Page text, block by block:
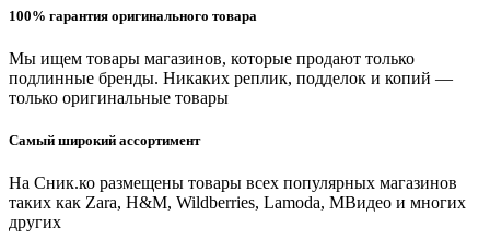
100% гарантия оригинального товара
Мы ищем товары магазинов, которые продают только
подлинные бренды. Никаких реплик, подделок и копий —
только оригинальные товары
Самый широкий ассортимент
На Сник.ко размещены товары всех популярных магазинов
таких как Zara, H&M, Wildberries, Lamoda, МВидео и многих
других